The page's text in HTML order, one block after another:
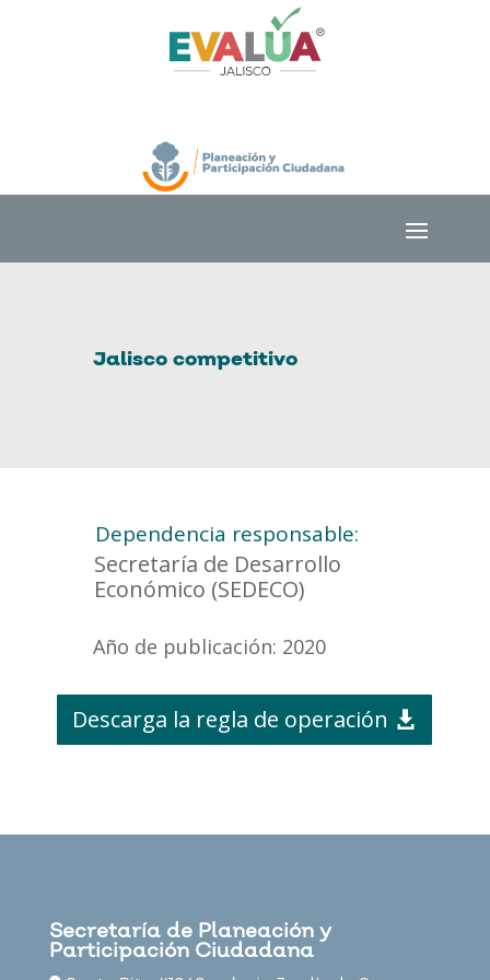
Jalisco competitivo
Dependencia responsable:
Secretaría de Desarrollo
Económico (SEDECO)
Año de publicación: 2020
Descarga la regla de operación
Secretaría de Planeación y
Participación Ciudadana